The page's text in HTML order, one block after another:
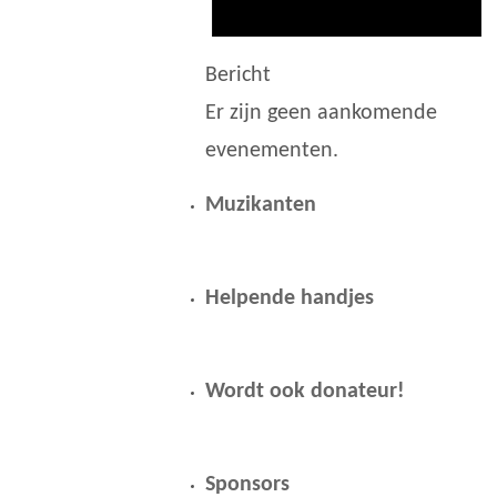
Bericht
Er zijn geen aankomende
evenementen.
Muzikanten
Helpende handjes
Wordt ook donateur!
Sponsors